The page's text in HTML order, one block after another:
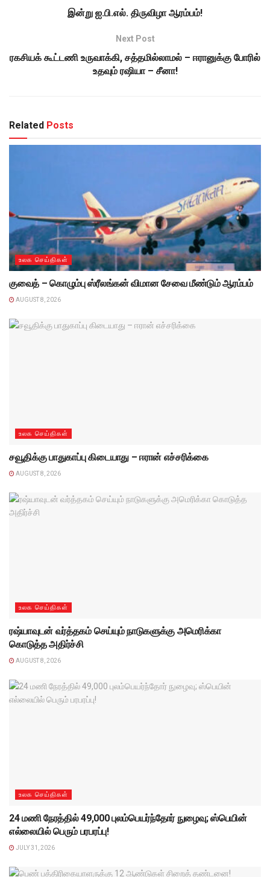
இன்று ஐ.பி.எல். திருவிழா ஆரம்பம்!
Next Post
ரகசியக் கூட்டணி உருவாக்கி, சத்தமில்லாமல் – ஈரானுக்கு போரில்
உதவும் ரஷியா – சீனா!
Related Posts
உலக செய்திகள்
குவைத் – கொழும்பு ஸ்ரீலங்கன் விமான சேவை மீண்டும் ஆரம்பம்
AUGUST 8, 2026
உலக செய்திகள்
சவூதிக்கு பாதுகாப்பு கிடையாது – ஈரான் எச்சரிக்கை
AUGUST 8, 2026
உலக செய்திகள்
ரஷ்யாவுடன் வர்த்தகம் செய்யும் நாடுகளுக்கு அமெரிக்கா
கொடுத்த அதிர்ச்சி
AUGUST 8, 2026
உலக செய்திகள்
24 மணி நேரத்தில் 49,000 புலம்பெயர்ந்தோர் நுழைவு; ஸ்பெயின்
எல்லையில் பெரும் பரபரப்பு!
JULY 31, 2026